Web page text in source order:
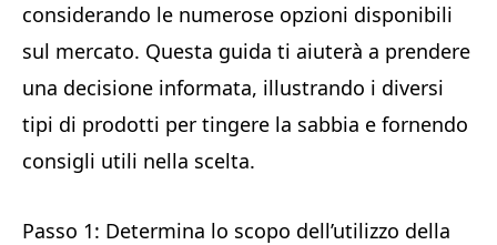
considerando le numerose opzioni disponibili
sul mercato. Questa guida ti aiuterà a prendere
una decisione informata, illustrando i diversi
tipi di prodotti per tingere la sabbia e fornendo
consigli utili nella scelta.
Passo 1: Determina lo scopo dell’utilizzo della